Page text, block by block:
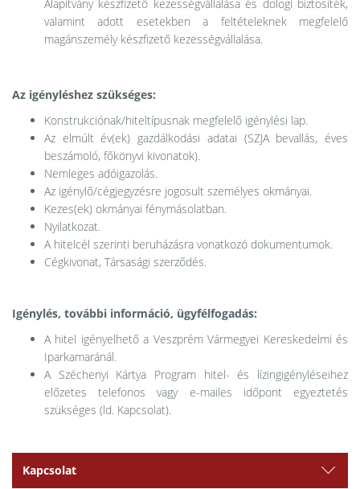
Alapítvány készfizető kezességvállalása és dologi biztosíték,
valamint adott esetekben a feltételeknek megfelelő
magánszemély készfizető kezességvállalása.
Az igényléshez szükséges:
Konstrukciónak/hiteltípusnak megfelelő igénylési lap.
Az elmúlt év(ek) gazdálkodási adatai (SZJA bevallás, éves
beszámoló, főkönyvi kivonatok).
Nemleges adóigazolás.
Az igénylő/cégjegyzésre jogosult személyes okmányai.
Kezes(ek) okmányai fénymásolatban.
Nyilatkozat.
A hitelcél szerinti beruházásra vonatkozó dokumentumok.
Cégkivonat, Társasági szerződés.
Igénylés, további információ, ügyfélfogadás:
A hitel igényelhető a Veszprém Vármegyei Kereskedelmi és
Iparkamaránál.
A Széchenyi Kártya Program hitel- és lízingigényléseihez
előzetes telefonos vagy e-mailes időpont egyeztetés
szükséges (ld. Kapcsolat).
Kapcsolat